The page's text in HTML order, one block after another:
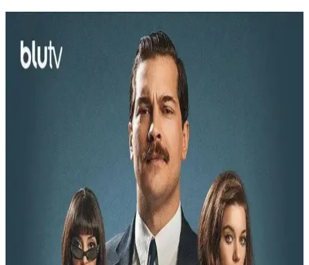
TCL OLED TV: Gelişmiş Görüntü Kalitesi ve
Yenilikçi Teknolojilerle Televizyon Deneyimi
TCL OLED TV, üstün görüntü kalitesi, enerji verimliliği ve gelişmiş
özellikleriyle evde sinema deneyimini yeniden tanımlıyor. Yenilikçi
teknolojileri ve kullanıcı odaklı tasarımıyla öne çıkıyor.
Plazma Ekranlar: Yüksek Görüntü Kalitesi ve Renk
Doğruluğu Sunan Teknoloji
Plazma ekranlar, yüksek kontrast ve renk yelpazesi ile öne çıkar.
Hareketli görüntülerde üstün performans sağlar, film ve spor
yayınlarında tercih edilir. Teknolojik gelişmelerle birlikte kullanımı
azalmakla birlikte, belirli alanlarda tercih edilmeye devam ediyor.
Evde Sinema Sistemleri: Yüksek Teknoloji ve
Konforla Sinema Deneyimini Yaşayın